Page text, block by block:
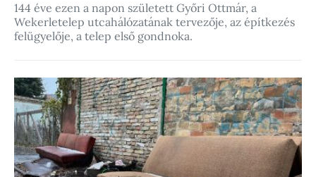
144 éve ezen a napon született Győri Ottmár, a
Wekerletelep utcahálózatának tervezője, az építkezés
felügyelője, a telep első gondnoka.